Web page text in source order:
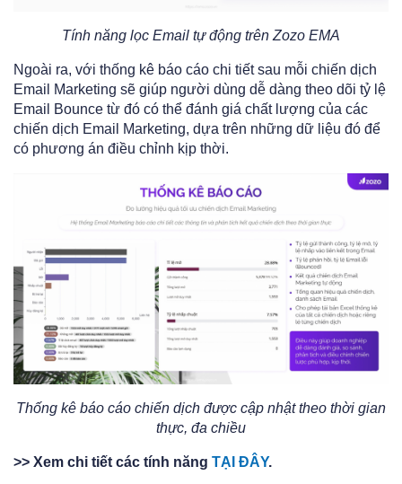
Tính năng lọc Email tự động trên Zozo EMA
Ngoài ra, với thống kê báo cáo chi tiết sau mỗi chiến dịch
Email Marketing sẽ giúp người dùng dễ dàng theo dõi tỷ lệ
Email Bounce từ đó có thể đánh giá chất lượng của các
chiến dịch Email Marketing, dựa trên những dữ liệu đó để
có phương án điều chỉnh kịp thời.
Thống kê báo cáo chiến dịch được cập nhật theo thời gian
thực, đa chiều
>> Xem chi tiết các tính năng TẠI ĐÂY.